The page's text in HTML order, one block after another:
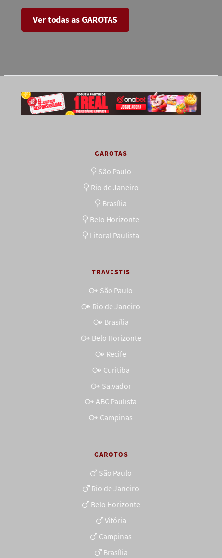
Ver todas as GAROTAS
GAROTAS
São Paulo
Rio de Janeiro
Brasília
Belo Horizonte
Litoral Paulista
TRAVESTIS
São Paulo
Rio de Janeiro
Brasília
Belo Horizonte
Recife
Curitiba
Salvador
ABC Paulista
Campinas
GAROTOS
São Paulo
Rio de Janeiro
Belo Horizonte
Vitória
Campinas
Brasília